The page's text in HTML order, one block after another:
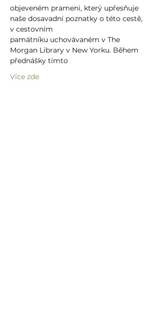
objeveném prameni, který upřesňuje
naše dosavadní poznatky o této cestě,
v cestovním
památníku uchovávaném v The
Morgan Library v New Yorku. Během
přednášky tímto
Více zde